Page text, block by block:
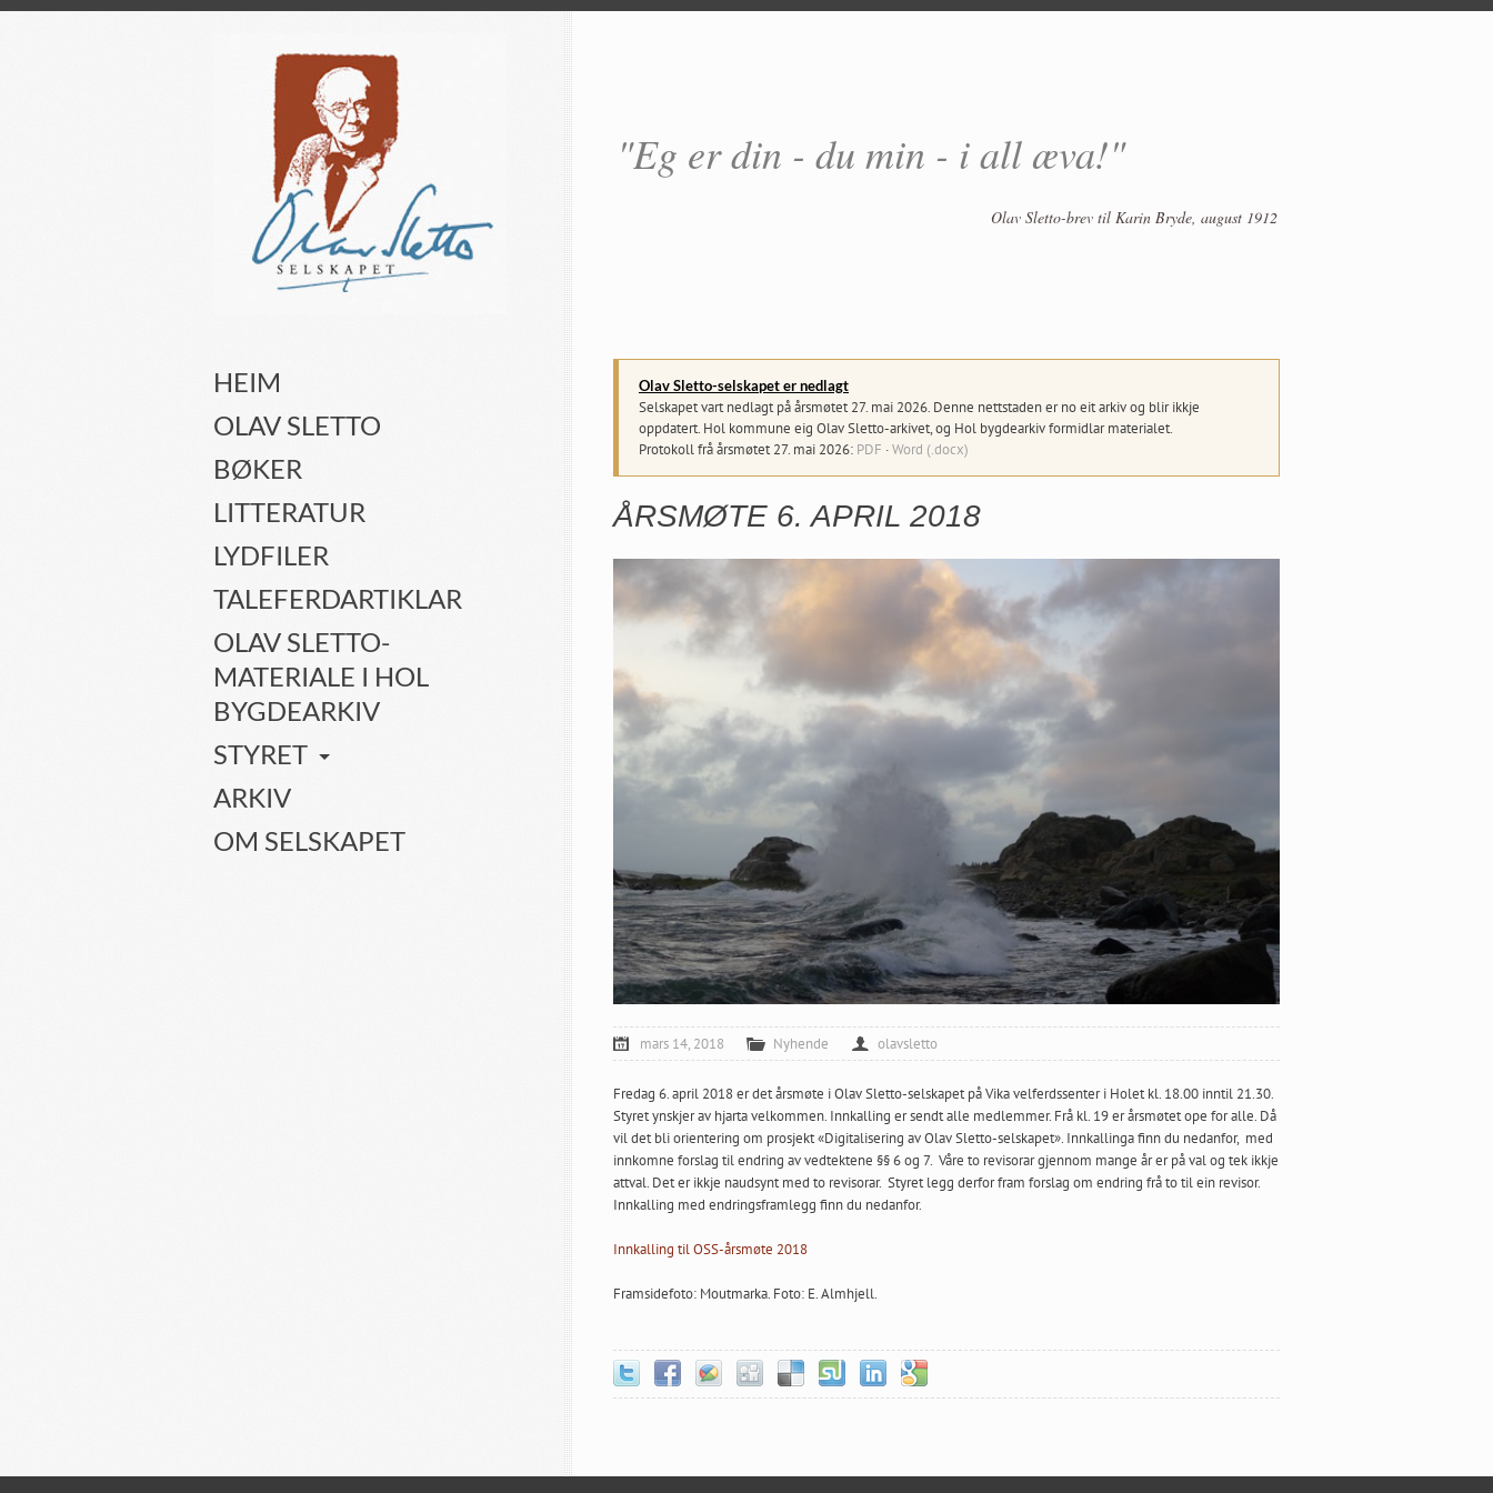
"Eg er din - du min - i all æva!"
Olav Sletto-brev til Karin Bryde, august 1912
Olav Sletto-selskapet er nedlagt
Selskapet vart nedlagt på årsmøtet 27. mai 2026. Denne nettstaden er no eit arkiv og blir ikkje
oppdatert. Hol kommune eig Olav Sletto-arkivet, og Hol bygdearkiv formidlar materialet.
Protokoll frå årsmøtet 27. mai 2026: PDF ·Word (.docx)
ÅRSMØTE 6. APRIL 2018
mars 14, 2018 Nyhende olavsletto
Fredag 6. april 2018 er det årsmøte i Olav Sletto-selskapet på Vika velferdssenter i Holet kl. 18.00 inntil 21.30.
Styret ynskjer av hjarta velkommen. Innkalling er sendt alle medlemmer. Frå kl. 19 er årsmøtet ope for alle. Då
vil det bli orientering om prosjekt «Digitalisering av Olav Sletto-selskapet». Innkallinga finn du nedanfor, med
innkomne forslag til endring av vedtektene §§ 6 og 7. Våre to revisorar gjennom mange år er på val og tek ikkje
attval. Det er ikkje naudsynt med to revisorar. Styret legg derfor fram forslag om endring frå to til ein revisor.
Innkalling med endringsframlegg finn du nedanfor.
Innkalling til OSS-årsmøte 2018
Framsidefoto: Moutmarka. Foto: E. Almhjell.
HEIM
OLAV SLETTO
BØKER
LITTERATUR
LYDFILER
TALEFERDARTIKLAR
OLAV SLETTO-
MATERIALE I HOL
BYGDEARKIV
STYRET
ARKIV
OM SELSKAPET